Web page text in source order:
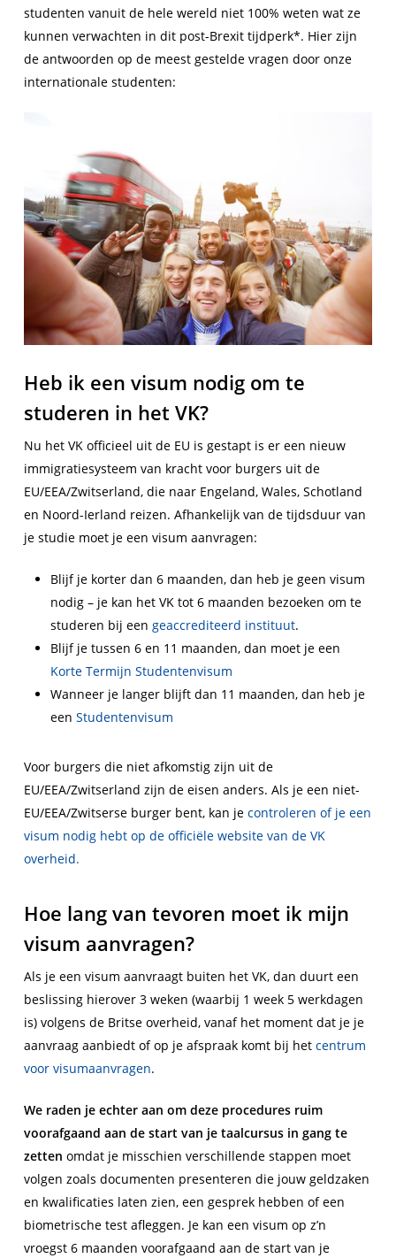
studenten vanuit de hele wereld niet 100% weten wat ze
kunnen verwachten in dit post-Brexit tijdperk*. Hier zijn
de antwoorden op de meest gestelde vragen door onze
internationale studenten:
Heb ik een visum nodig om te
studeren in het VK?
Nu het VK officieel uit de EU is gestapt is er een nieuw
immigratiesysteem van kracht voor burgers uit de
EU/EEA/Zwitserland, die naar Engeland, Wales, Schotland
en Noord-Ierland reizen. Afhankelijk van de tijdsduur van
je studie moet je een visum aanvragen:
Blijf je korter dan 6 maanden, dan heb je geen visum
nodig – je kan het VK tot 6 maanden bezoeken om te
studeren bij een geaccrediteerd instituut.
Blijf je tussen 6 en 11 maanden, dan moet je een
Korte Termijn Studentenvisum
Wanneer je langer blijft dan 11 maanden, dan heb je
een Studentenvisum
Voor burgers die niet afkomstig zijn uit de
EU/EEA/Zwitserland zijn de eisen anders. Als je een niet-
EU/EEA/Zwitserse burger bent, kan je controleren of je een
visum nodig hebt op de officiële website van de VK
overheid.
Hoe lang van tevoren moet ik mijn
visum aanvragen?
Als je een visum aanvraagt buiten het VK, dan duurt een
beslissing hierover 3 weken (waarbij 1 week 5 werkdagen
is) volgens de Britse overheid, vanaf het moment dat je je
aanvraag aanbiedt of op je afspraak komt bij het centrum
voor visumaanvragen.
We raden je echter aan om deze procedures ruim
voorafgaand aan de start van je taalcursus in gang te
zetten omdat je misschien verschillende stappen moet
volgen zoals documenten presenteren die jouw geldzaken
en kwalificaties laten zien, een gesprek hebben of een
biometrische test afleggen. Je kan een visum op z’n
vroegst 6 maanden voorafgaand aan de start van je